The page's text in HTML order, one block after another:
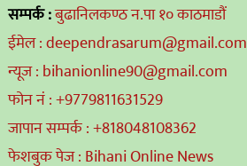
सम्पर्क :बुढानिलकण्ठ न.पा १० काठमाडौं
ईमेल : deependrasarum@gmail.com
न्यूज : bihanionline90@gmail.com
फोन नं : +9779811631529
जापान सम्पर्क : +818048108362
फेशबुक पेज : Bihani Online News